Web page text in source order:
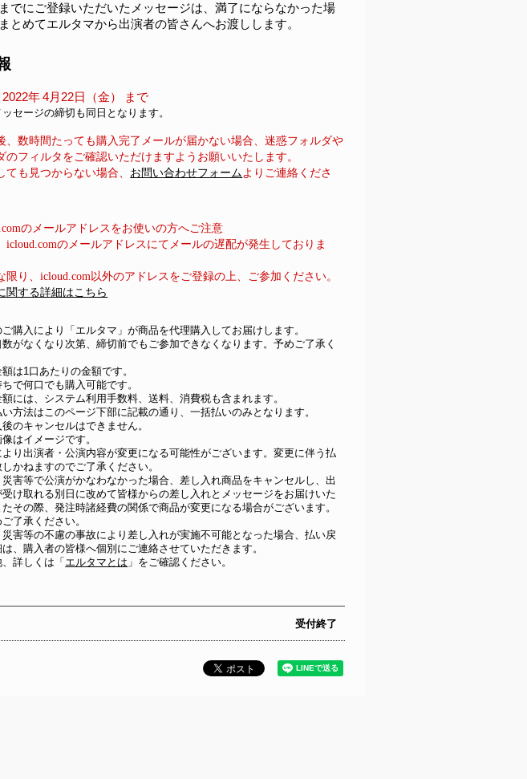
にご登録いただいたメッセージは、満了にならなかった場
とめてエルタマから出演者の皆さんへお渡しします。
年 4月22日（金） まで
セージの締切も同日となります。
数時間たっても購入完了メールが届かない場合、迷惑フォルダや
のフィルタをご確認いただけますようお願いいたします。
も見つからない場合、 お問い合わせフォーム よりご連絡くださ
のメールアドレスをお使いの方へご注意
のメールアドレスにてメールの遅配が発生しておりま
、icloud.com以外のアドレスをご登録の上、ご参加ください。
関する詳細はこちら
購入により「エルタマ」が商品を代理購入してお届けします。
がなくなり次第、締切前でもご参加できなくなります。予めご了承く
は1口あたりの金額です。
で何口でも購入可能です。
には、システム利用手数料、送料、消費税も含まれます。
方法はこのページ下部に記載の通り、一括払いのみとなります。
のキャンセルはできません。
はイメージです。
り出演者・公演内容が変更になる可能性がございます。変更に伴う払
かねますのでご了承ください。
害等で公演がかなわなかった場合、差し入れ商品をキャンセルし、出
け取れる別日に改めて皆様からの差し入れとメッセージをお届けいた
たその際、発注時諸経費の関係で商品が変更になる場合がございます。
了承ください。
害等の不慮の事故により差し入れが実施不可能となった場合、払い戻
、購入者の皆様へ個別にご連絡させていただきます。
詳しくは「 エルタマとは 」をご確認ください。
受付終了